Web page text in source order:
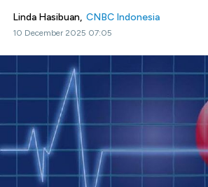
Linda Hasibuan, CNBC Indonesia
10 December 2025 07:05